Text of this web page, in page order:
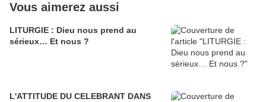
Vous aimerez aussi
LITURGIE : Dieu nous prend au
sérieux… Et nous ?
L'ATTITUDE DU CELEBRANT DANS